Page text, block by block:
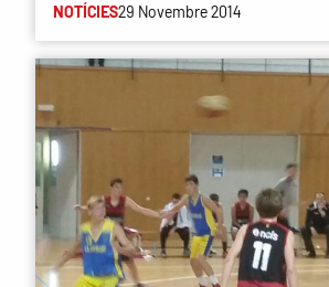
NOTÍCIES29 Novembre 2014